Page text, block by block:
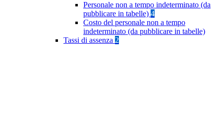
Personale non a tempo indeterminato (da
pubblicare in tabelle) 4
Costo del personale non a tempo
indeterminato (da pubblicare in tabelle)
Tassi di assenza 2